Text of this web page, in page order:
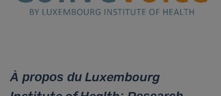
À propos du Luxembourg